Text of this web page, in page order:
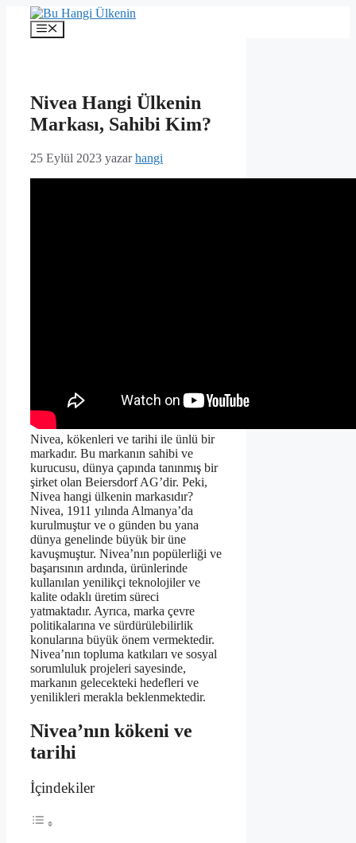
İçeriğe
Menü
Nivea Hangi Ülkenin
Markası, Sahibi Kim?
25 Eylül 2023 yazarhangi
Nivea, kökenleri ve tarihi ile ünlü bir
markadır. Bu markanın sahibi ve
kurucusu, dünya çapında tanınmış bir
şirket olan Beiersdorf AG’dir. Peki,
Nivea hangi ülkenin markasıdır?
Nivea, 1911 yılında Almanya’da
kurulmuştur ve o günden bu yana
dünya genelinde büyük bir üne
kavuşmuştur. Nivea’nın popülerliği ve
başarısının ardında, ürünlerinde
kullanılan yenilikçi teknolojiler ve
kalite odaklı üretim süreci
yatmaktadır. Ayrıca, marka çevre
politikalarına ve sürdürülebilirlik
konularına büyük önem vermektedir.
Nivea’nın topluma katkıları ve sosyal
sorumluluk projeleri sayesinde,
markanın gelecekteki hedefleri ve
yenilikleri merakla beklenmektedir.
Nivea’nın kökeni ve
tarihi
İçindekiler